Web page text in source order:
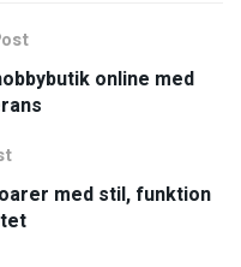
online med
med stil, funktion